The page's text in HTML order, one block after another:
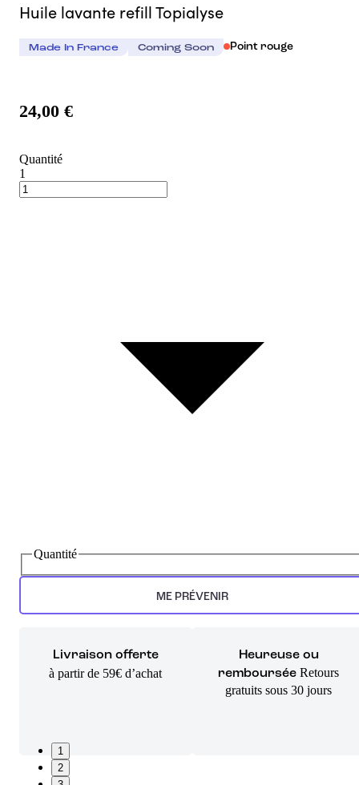
Huile lavante refill Topialyse
Made In France Coming Soon Point rouge
24,00 €
Quantité
1
Quantité
ME PRÉVENIR
Livraison offerte
à partir de 59€ d’achat
Heureuse ou
remboursée Retours
gratuits sous 30 jours
1
2